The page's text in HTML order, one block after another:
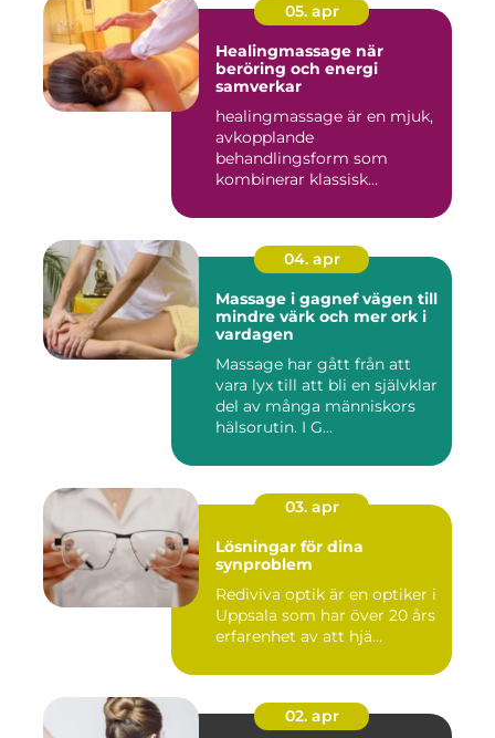
05. apr
Healingmassage när
beröring och energi
samverkar
healingmassage är en mjuk,
avkopplande
behandlingsform som
kombinerar klassisk
04. apr
Massage i gagnef vägen till
mindre värk och mer ork i
vardagen
Massage har gått från att
vara lyx till att bli en självklar
del av många människors
hälsorutin. I G...
03. apr
Lösningar för dina
synproblem
Rediviva optik är en optiker i
Uppsala som har över 20 års
erfarenhet av att hjä...
02. apr